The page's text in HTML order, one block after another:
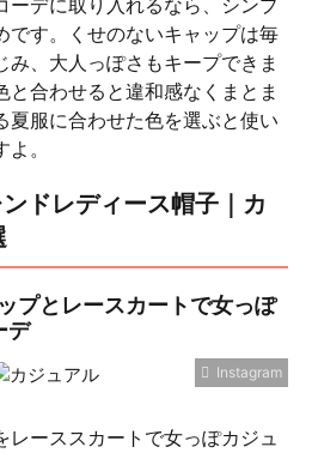
です。くせのないキャップは毎
み、大人っぽさもキープできま
合わせると違和感なくまとま
夏服に合わせた色を選ぶと使い
。
ドレディース帽子｜カ
プとレースカートで女っぽ
デ
Instagram
レーススカートで女っぽカジュ